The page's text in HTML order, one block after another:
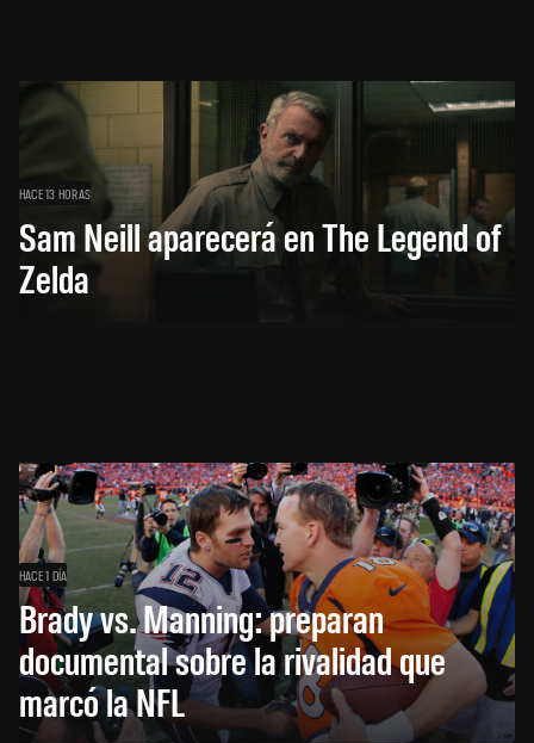
HACE 13 HORAS
Sam Neill aparecerá en The Legend of
Zelda
HACE 1 DÍA
Brady vs. Manning: preparan
documental sobre la rivalidad que
marcó la NFL